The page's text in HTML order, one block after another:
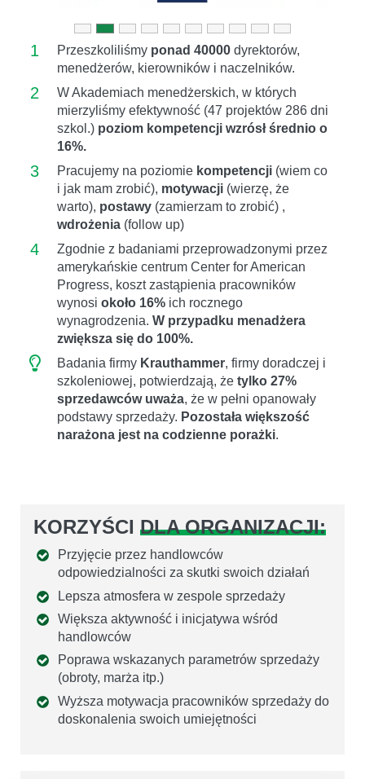
1 Przeszkoliliśmy ponad 40000 dyrektorów,
menedżerów, kierowników i naczelników.
2
W Akademiach menedżerskich, w których
mierzyliśmy efektywność (47 projektów 286 dni
szkol.) poziom kompetencji wzrósł średnio o
16%.
3 Pracujemy na poziomie kompetencji (wiem co
i jak mam zrobić), motywacji (wierzę, że
warto), postawy (zamierzam to zrobić) ,
wdrożenia (follow up)
4
Zgodnie z badaniami przeprowadzonymi przez
amerykańskie centrum Center for American
Progress, koszt zastąpienia pracowników
wynosi około 16% ich rocznego
wynagrodzenia. W przypadku menadżera
zwiększa się do 100%.
Badania firmy Krauthammer, firmy doradczej i
szkoleniowej, potwierdzają, że tylko 27%
sprzedawców uważa, że ​​w pełni opanowały
podstawy sprzedaży. Pozostała większość
narażona jest na codzienne porażki.
KORZYŚCI DLA ORGANIZACJI:
Przyjęcie przez handlowców
odpowiedzialności za skutki swoich działań
Lepsza atmosfera w zespole sprzedaży
Większa aktywność i inicjatywa wśród
handlowców
Poprawa wskazanych parametrów sprzedaży
(obroty, marża itp.)
Wyższa motywacja pracowników sprzedaży do
doskonalenia swoich umiejętności